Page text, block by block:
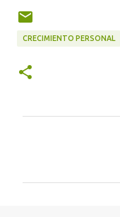
CRECIMIENTO PERSONAL